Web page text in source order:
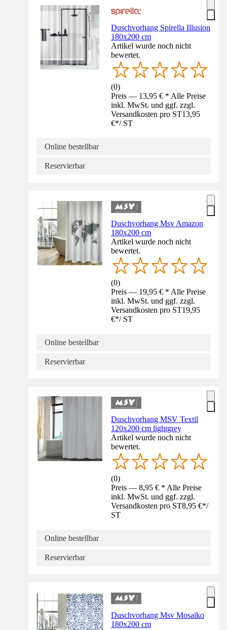
Duschvorhang Spirella Illusion
180x200 cm
Artikel wurde noch nicht
bewertet.
(0)
Preis — 13,95 € * Alle Preise
inkl. MwSt. und ggf. zzgl.
Versandkosten pro ST13,95
€*/ ST
Online bestellbar
Reservierbar
Duschvorhang Msv Amazon
180x200 cm
Artikel wurde noch nicht
bewertet.
(0)
Preis — 19,95 € * Alle Preise
inkl. MwSt. und ggf. zzgl.
Versandkosten pro ST19,95
€*/ ST
Online bestellbar
Reservierbar
Duschvorhang MSV Textil
120x200 cm lightgrey
Artikel wurde noch nicht
bewertet.
(0)
Preis — 8,95 € * Alle Preise
inkl. MwSt. und ggf. zzgl.
Versandkosten pro ST8,95 €*/
ST
Online bestellbar
Reservierbar
Duschvorhang Msv Mosaiko
180x200 cm